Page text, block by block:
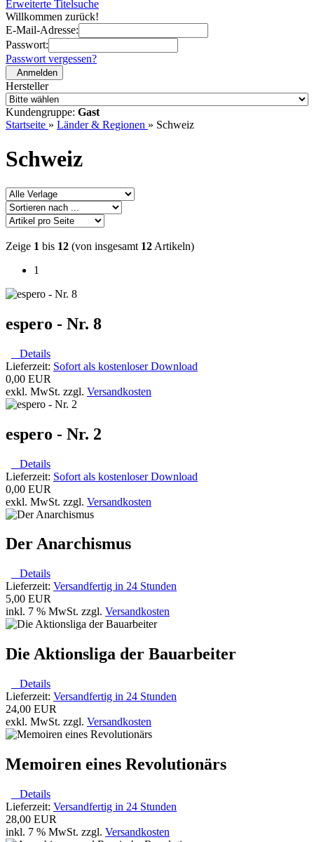
Erweiterte Titelsuche
Willkommen zurück!
E-Mail-Adresse:
Passwort:
Passwort vergessen?
Anmelden
Hersteller
Kundengruppe: Gast
Startseite » Länder & Regionen » Schweiz
Schweiz
Zeige 1 bis 12 (von insgesamt 12 Artikeln)
1
espero - Nr. 8
Details
Lieferzeit: Sofort als kostenloser Download
0,00 EUR
exkl. MwSt. zzgl. Versandkosten
espero - Nr. 2
Details
Lieferzeit: Sofort als kostenloser Download
0,00 EUR
exkl. MwSt. zzgl. Versandkosten
Der Anarchismus
Details
Lieferzeit: Versandfertig in 24 Stunden
5,00 EUR
inkl. 7 % MwSt. zzgl. Versandkosten
Die Aktionsliga der Bauarbeiter
Details
Lieferzeit: Versandfertig in 24 Stunden
24,00 EUR
exkl. MwSt. zzgl. Versandkosten
Memoiren eines Revolutionärs
Details
Lieferzeit: Versandfertig in 24 Stunden
28,00 EUR
inkl. 7 % MwSt. zzgl. Versandkosten